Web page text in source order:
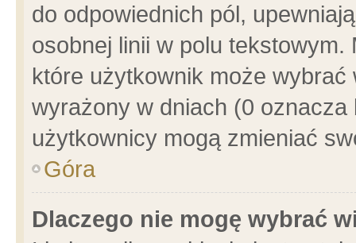
do odpowiednich pól,
osobnej linii w polu
które użytkownik może
wyrażony w dniach (0
użytkownicy mogą zmieniać
Góra
Dlaczego nie mogę wybrać